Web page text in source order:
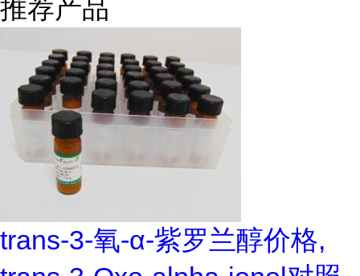
推荐产品
trans-3-氧-α-紫罗兰醇价格,